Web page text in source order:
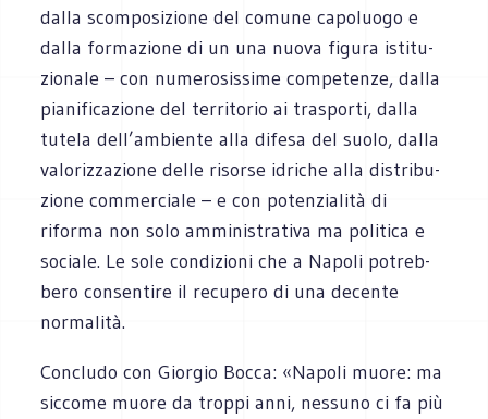
dalla scom­po­si­zione del comune capo­luogo e
dalla for­ma­zione di un una nuova figura isti­tu­
zio­nale – con nume­ro­sis­sime com­pe­tenze, dalla
pia­ni­fi­ca­zione del ter­ri­to­rio ai tra­sporti, dalla
tutela dell’ambiente alla difesa del suolo, dalla
valo­riz­za­zione delle risorse idri­che alla distri­bu­
zione com­mer­ciale – e con poten­zia­lità di
riforma non solo ammi­ni­stra­tiva ma poli­tica e
sociale. Le sole con­di­zioni che a Napoli potreb­
bero con­sen­tire il recu­pero di una decente
normalità.
Con­cludo con Gior­gio Bocca: «Napoli muore: ma
sic­come muore da troppi anni, nes­suno ci fa più